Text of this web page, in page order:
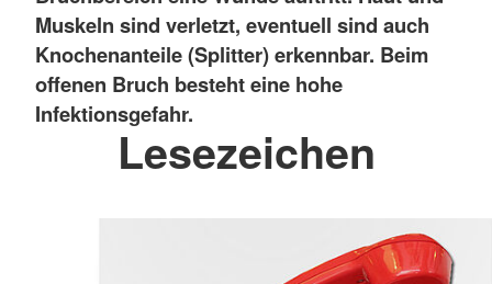
Muskeln sind verletzt, eventuell sind auch
Knochenanteile (Splitter) erkennbar. Beim
offenen Bruch besteht eine hohe
Infektionsgefahr.
Lesezeichen